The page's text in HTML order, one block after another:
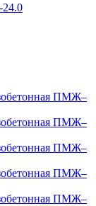
ПМЖ–
ПМЖ–
ПМЖ–
ПМЖ–
ПМЖ–